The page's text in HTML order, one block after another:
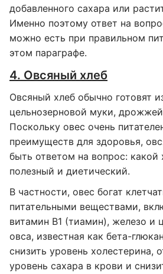
добавленного сахара или
Именно поэтому ответ на
можно есть при правильном
этом параграфе.
4. Овсяный хлеб
Овсяный хлеб обычно готовят
цельнозерновой муки,
Поскольку овес очень
преимуществ для здоровья,
быть ответом на вопрос: какой
полезный и диетический.
В частности, овес богат
питательными веществами,
витамин B1 (тиамин), железо и
овса, известная как бета-
снизить уровень холестерина,
уровень сахара в крови и